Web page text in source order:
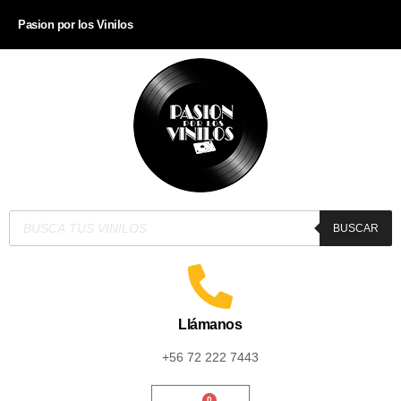
Pasion por los Vinilos
BUSCAR
Llámanos
+56 72 222 7443